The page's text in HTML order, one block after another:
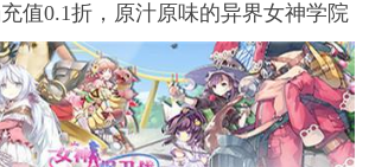
值0.1折，原汁原味的异界女神学院